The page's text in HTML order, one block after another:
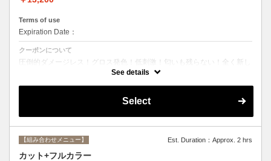
Terms of use
Expiration Date：
クーポンについて
圧倒的ダメージレス！グロス発色！低刺激！匂いも残らない！全く新し
い処方のイノアオイルカラーのセットメニュー☆ ※根元２ｃｍまでの
See details
Select
【組み合わせメニュー】 Est. Duration：Approx. 2 hrs
カット+フルカラー